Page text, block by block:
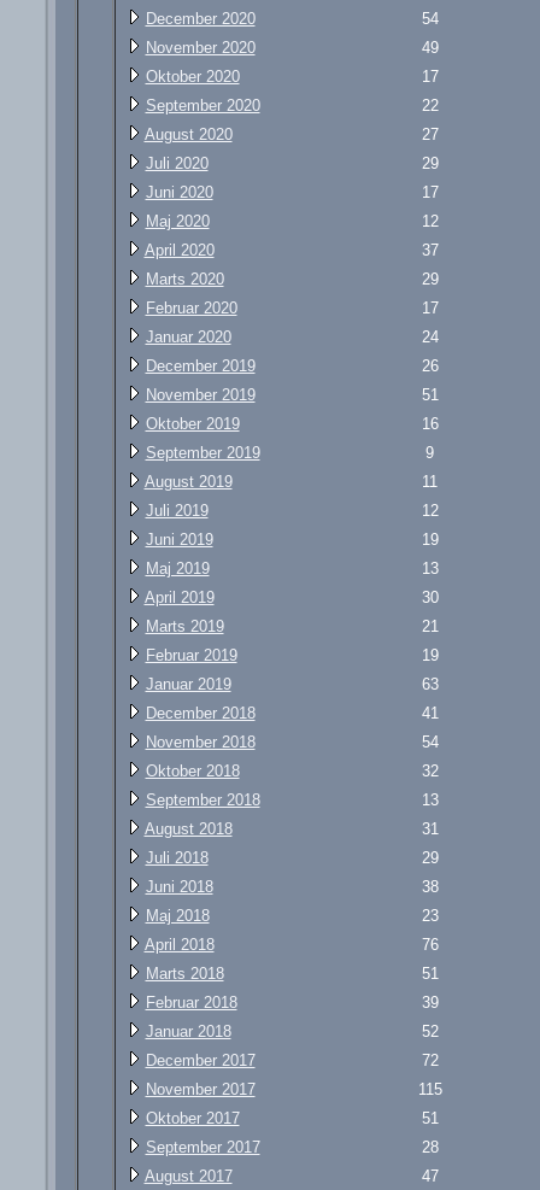
December 2020
54
November 2020
49
Oktober 2020
17
September 2020
22
August 2020
27
Juli 2020
29
Juni 2020
17
Maj 2020
12
April 2020
37
Marts 2020
29
Februar 2020
17
Januar 2020
24
December 2019
26
November 2019
51
Oktober 2019
16
September 2019
9
August 2019
11
Juli 2019
12
Juni 2019
19
Maj 2019
13
April 2019
30
Marts 2019
21
Februar 2019
19
Januar 2019
63
December 2018
41
November 2018
54
Oktober 2018
32
September 2018
13
August 2018
31
Juli 2018
29
Juni 2018
38
Maj 2018
23
April 2018
76
Marts 2018
51
Februar 2018
39
Januar 2018
52
December 2017
72
November 2017
115
Oktober 2017
51
September 2017
28
August 2017
47